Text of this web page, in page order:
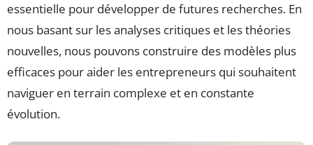
essentielle pour développer de futures recherches. En
nous basant sur les analyses critiques et les théories
nouvelles, nous pouvons construire des modèles plus
efficaces pour aider les entrepreneurs qui souhaitent
naviguer en terrain complexe et en constante
évolution.